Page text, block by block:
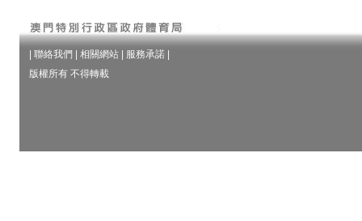
聯絡我們 相關網站 服務承諾
版權所有 不得轉載